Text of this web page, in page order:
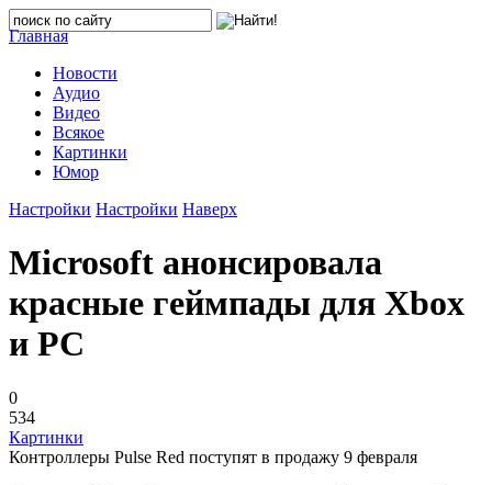
Главная
Новости
Аудио
Видео
Всякое
Картинки
Юмор
Настройки Настройки Наверх
Microsoft анонсировала
красные геймпады для Xbox
и PC
0
534
Картинки
Контроллеры Pulse Red поступят в продажу 9 февраля